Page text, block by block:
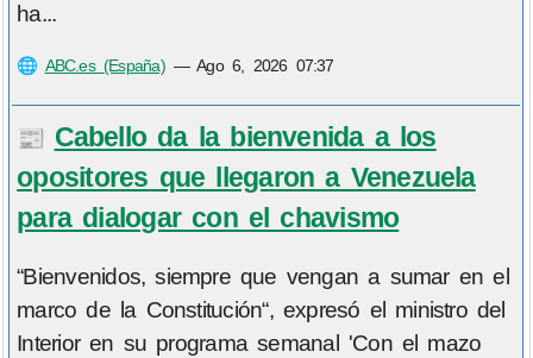
ha...
🌐 ABC.es (España)—Ago 6, 2026 07:37
📰 Cabello da la bienvenida a los
opositores que llegaron a Venezuela
para dialogar con el chavismo
“Bienvenidos, siempre que vengan a sumar en el
marco de la Constitución“, expresó el ministro del
Interior en su programa semanal 'Con el mazo